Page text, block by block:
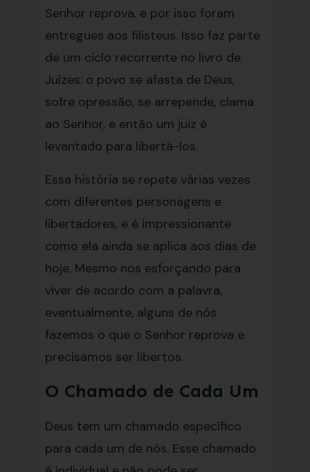
Senhor reprova, e por isso foram
entregues aos filisteus. Isso faz parte
de um ciclo recorrente no livro de
Juízes: o povo se afasta de Deus,
sofre opressão, se arrepende, clama
ao Senhor, e então um juiz é
levantado para libertá-los.
Essa história se repete várias vezes
com diferentes personagens e
libertadores, e é impressionante
como ela ainda se aplica aos dias de
hoje. Mesmo nos esforçando para
viver de acordo com a palavra,
eventualmente, alguns de nós
fazemos o que o Senhor reprova e
precisamos ser libertos.
O Chamado de Cada Um
Deus tem um chamado específico
para cada um de nós. Esse chamado